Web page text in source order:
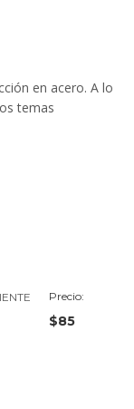
en acero. A lo
temas
Precio:
$85